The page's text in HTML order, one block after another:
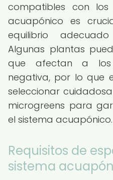
compatibles con
acuapónico es
equilibrio
Algunas plantas
que afectan a
negativa, por lo que
seleccionar
microgreens para
el sistema acuapónico.
Requisitos de
sistema